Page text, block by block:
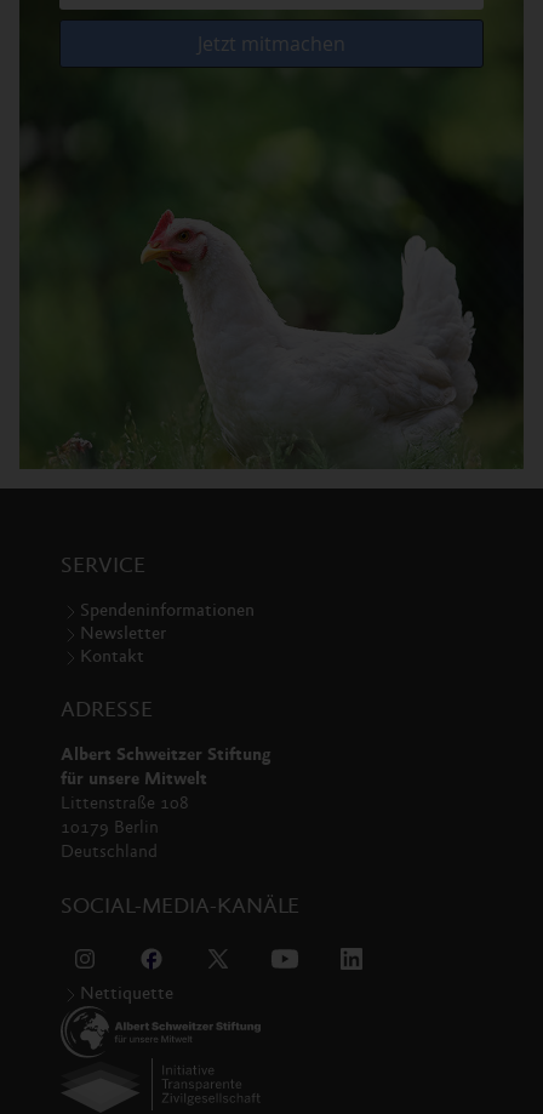
SERVICE
Spendeninformationen
Newsletter
Kontakt
ADRESSE
Albert Schweitzer Stiftung
für unsere Mitwelt
Littenstraße 108
10179 Berlin
Deutschland
SOCIAL-MEDIA-KANÄLE
Nettiquette